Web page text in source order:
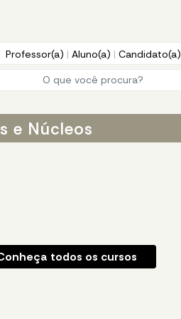
Professor(a) | Aluno(a) | Candidato(a)
e Núcleos
todos os cursos